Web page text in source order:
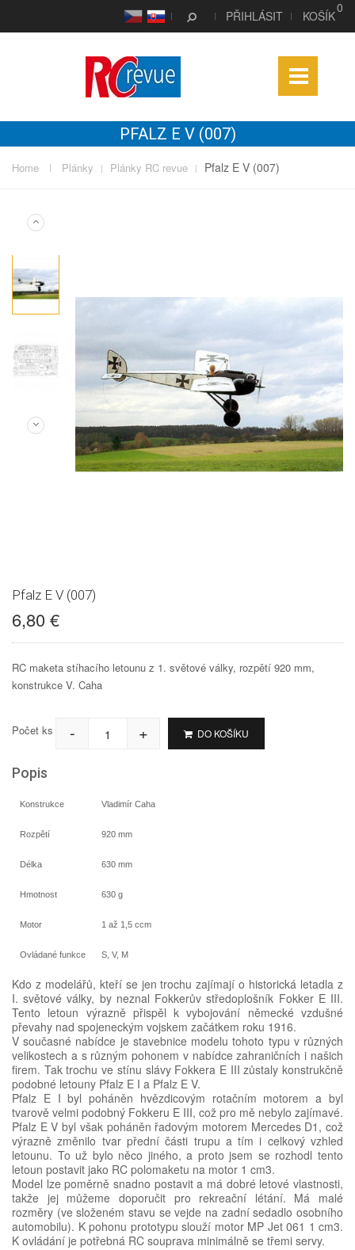
CS SK PŘIHLÁSIT KOŠÍK
0
PFALZ E V (007)
Home Plánky Plánky RC revue Pfalz E V (007)
Pfalz E V (007)
6,80 €
RC maketa stíhacího letounu z 1. světové války, rozpětí 920 mm,
konstrukce V. Caha
Počet ks - + DO KOŠÍKU
Popis
Konstrukce Vladimír Caha
Rozpětí 920 mm
Délka 630 mm
Hmotnost 630 g
Motor 1 až 1,5 ccm
Ovládané funkce S, V, M
Kdo z modelářů, kteří se jen trochu zajímají o historická letadla z
I. světové války, by neznal Fokkerův středoplošník Fokker E III.
Tento letoun výrazně přispěl k vybojování německé vzdušné
převahy nad spojeneckým vojskem začátkem roku 1916.
V současné nabídce je stavebnice modelu tohoto typu v různých
velikostech a s různým pohonem v nabídce zahraničních i našich
firem. Tak trochu ve stínu slávy Fokkera E III zůstaly konstrukčně
podobné letouny Pfalz E I a Pfalz E V.
Pfalz E I byl poháněn hvězdicovým rotačním motorem a byl
tvarově velmi podobný Fokkeru E III, což pro mě nebylo zajímavé.
Pfalz E V byl však poháněn řadovým motorem Mercedes D1, což
výrazně změnilo tvar přední části trupu a tím i celkový vzhled
letounu. To už bylo něco jiného, a proto jsem se rozhodl tento
letoun postavit jako RC polomaketu na motor 1 cm3.
Model lze poměrně snadno postavit a má dobré letové vlastnosti,
takže jej můžeme doporučit pro rekreační létání. Má malé
rozměry (ve složeném stavu se vejde na zadní sedadlo osobního
automobilu). K pohonu prototypu slouží motor MP Jet 061 1 cm3.
K ovládání je potřebná RC souprava minimálně se třemi servy.